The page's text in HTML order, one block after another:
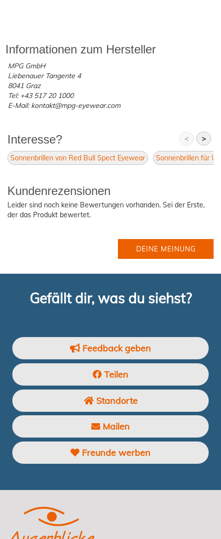
Informationen zum Hersteller
MPG GmbH
Liebenauer Tangente 4
8041 Graz
Tel: +43 517 20 1000
E-Mail: kontakt@mpg-eyewear.com
Interesse? < >
Sonnenbrillen von Red Bull Spect Eyewear Sonnenbrillen für
Kundenrezensionen
Leider sind noch keine Bewertungen vorhanden. Sei der Erste,
der das Produkt bewertet.
DEINE MEINUNG
Gefällt dir, was du siehst?
Feedback geben
Teilen
Standorte
Mailen
Freunde werben